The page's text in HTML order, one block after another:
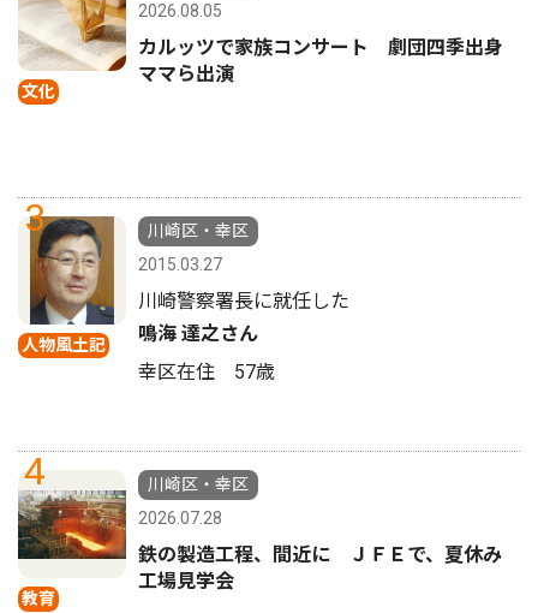
文化
2026.08.05
カルッツで家族コンサート 劇団四季出身
ママら出演
3
人物風土記
川崎区・幸区
2015.03.27
川崎警察署長に就任した
鳴海 達之さん
幸区在住 57歳
4
教育
川崎区・幸区
2026.07.28
鉄の製造工程、間近に ＪＦＥで、夏休み
工場見学会